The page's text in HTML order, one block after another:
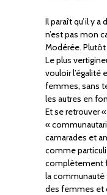
Il paraît qu’il y
n’est pas mon
Modérée. Plutôt
Le plus
vouloir l’égalité
femmes, sans
les autres en
Et se retrouver
«
camarades et
comme
complètement
la communauté
des femmes et